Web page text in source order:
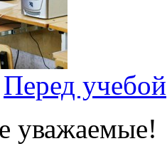
Перед учебой
уважаемые!